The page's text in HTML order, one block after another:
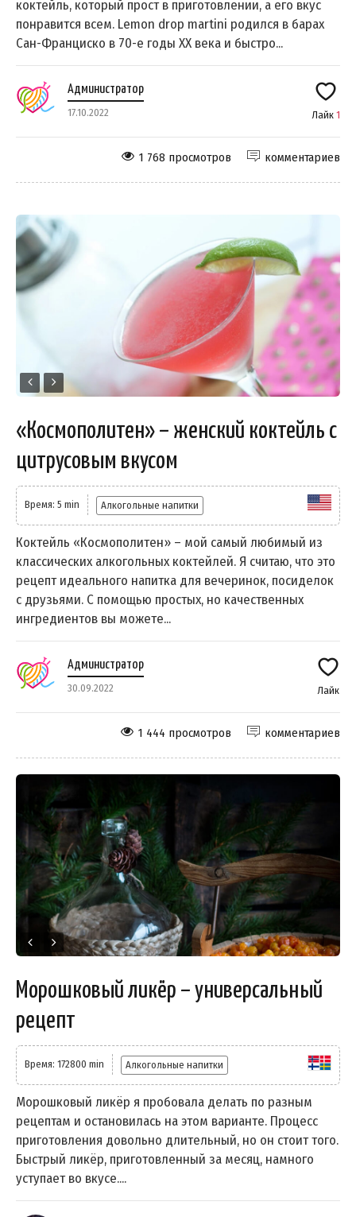
коктейль, который прост в приготовлении, а его вкус
понравится всем. Lemon drop martini родился в барах
Сан-Франциско в 70-е годы ХХ века и быстро...
Администратор
17.10.2022 Лайк 1
комментариев
1 768 просмотров
«Космополитен» – женский коктейль с
цитрусовым вкусом
Время: 5 min Алкогольные напитки
Коктейль «Космополитен» – мой самый любимый из
классических алкогольных коктейлей. Я считаю, что это
рецепт идеального напитка для вечеринок, посиделок
с друзьями. С помощью простых, но качественных
ингредиентов вы можете...
Администратор
30.09.2022 Лайк
комментариев
1 444 просмотров
Морошковый ликёр – универсальный
рецепт
Время: 172800 min Алкогольные напитки
Морошковый ликёр я пробовала делать по разным
рецептам и остановилась на этом варианте. Процесс
приготовления довольно длительный, но он стоит того.
Быстрый ликёр, приготовленный за месяц, намного
уступает во вкусе....